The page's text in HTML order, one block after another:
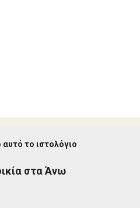
το ιστολόγιο
στα Άνω